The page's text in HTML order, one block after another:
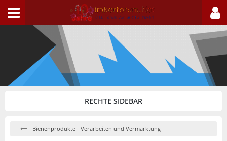
Bienenprodukte - Verarbeiten und Vermarktung